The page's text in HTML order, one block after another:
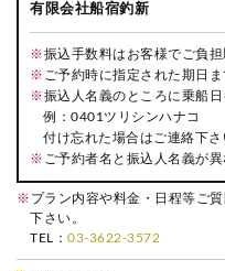
有限会社船宿釣新
※振込手数料はお客様でご負担
※ ご予約時に指定された期日
※振込人名義のところに乗船日
例：0401ツリシンハナコ
付け忘れた場合はご連絡下さ
※ ご予約者名と振込人名義が
※ プラン内容や料金・日程等ご
下さい。
TEL： 03-3622-3572